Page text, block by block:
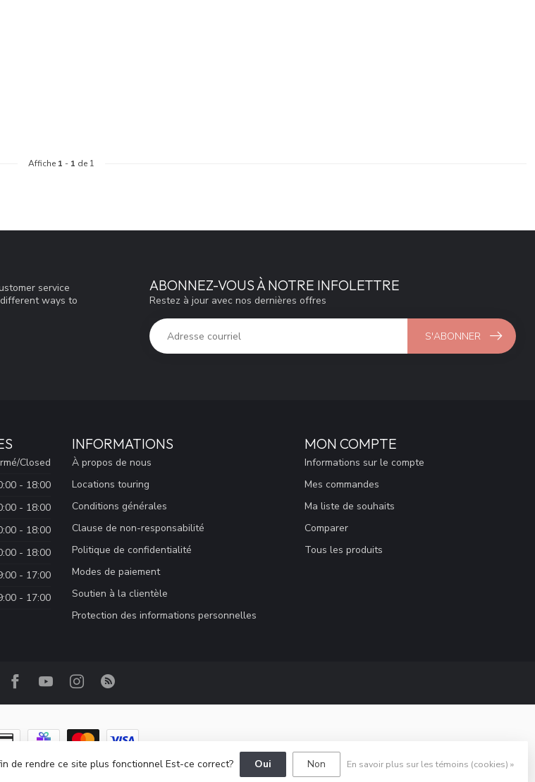
Affiche 1 - 1 de 1
service
ways to
ABONNEZ-VOUS À NOTRE INFOLETTRE
Restez à jour avec nos dernières offres
S'ABONNER
Closed
- 18:00
- 18:00
- 18:00
- 18:00
- 17:00
- 17:00
INFORMATIONS
À propos de nous
Locations touring
Conditions générales
Clause de non-responsabilité
Politique de confidentialité
Modes de paiement
Soutien à la clientèle
Protection des informations personnelles
MON COMPTE
Informations sur le compte
Mes commandes
Ma liste de souhaits
Comparer
Tous les produits
- Powered byLightspeed-Lightspeed designbyDyvelopment
de rendre ce site plus fonctionnel Est-ce correct? Oui Non En savoir plus sur les témoins (cookies) »